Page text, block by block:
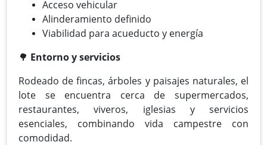
Acceso vehicular
Alinderamiento definido
Viabilidad para acueducto y energía
🌳 Entorno y servicios
Rodeado de fincas, árboles y paisajes naturales, el
lote se encuentra cerca de supermercados,
restaurantes, viveros, iglesias y servicios
esenciales, combinando vida campestre con
comodidad.